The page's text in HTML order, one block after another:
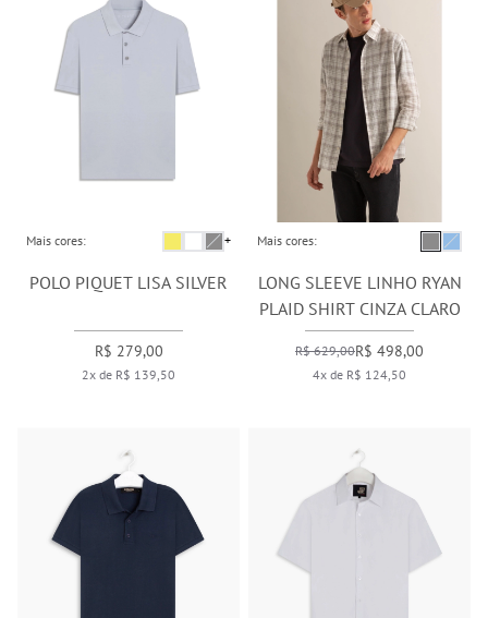
Mais cores: +
POLO PIQUET LISA SILVER
R$ 279,00
2x de R$ 139,50
Mais cores:
LONG SLEEVE LINHO RYAN
PLAID SHIRT CINZA CLARO
R$ 629,00R$ 498,00
4x de R$ 124,50